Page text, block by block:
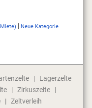
| Neue Kategorie
|
Lagerzelte
| Zirkuszelte
|
| Zeltverleih